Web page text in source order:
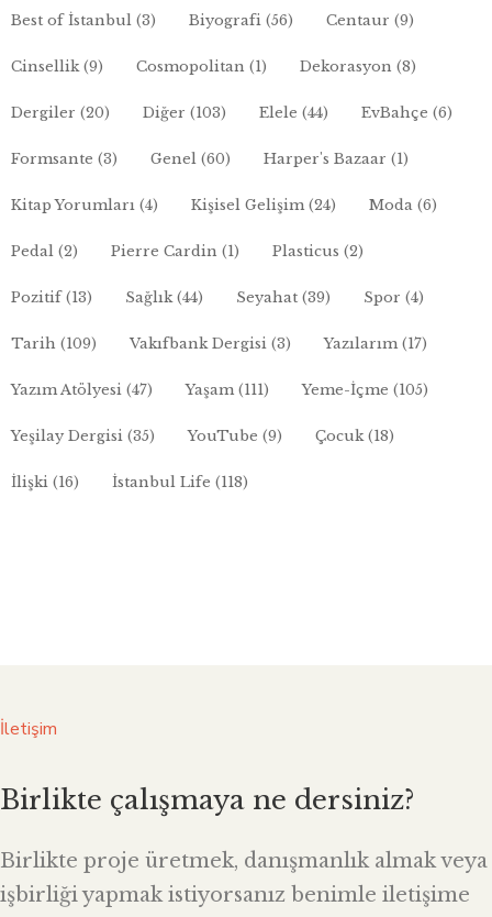
Best of İstanbul (3) Biyografi (56) Centaur (9)
Cinsellik(9) Cosmopolitan (1) Dekorasyon (8)
Dergiler (20) Diğer (103) Elele (44) EvBahçe (6)
Formsante (3) Genel (60) Harper's Bazaar (1)
Kitap Yorumları (4) Kişisel Gelişim(24) Moda (6)
Pedal (2) Pierre Cardin (1) Plasticus (2)
Pozitif(13) Sağlık(44) Seyahat (39) Spor (4)
Tarih (109) Vakıfbank Dergisi (3) Yazılarım(17)
Yazım Atölyesi (47) Yaşam(111) Yeme-İçme (105)
Yeşilay Dergisi (35) YouTube (9) Çocuk(18)
İlişki (16) İstanbul Life (118)
İletişim
Birlikte çalışmaya ne dersiniz?
Birlikte proje üretmek, danışmanlık almak veya
işbirliği yapmak istiyorsanız benimle iletişime